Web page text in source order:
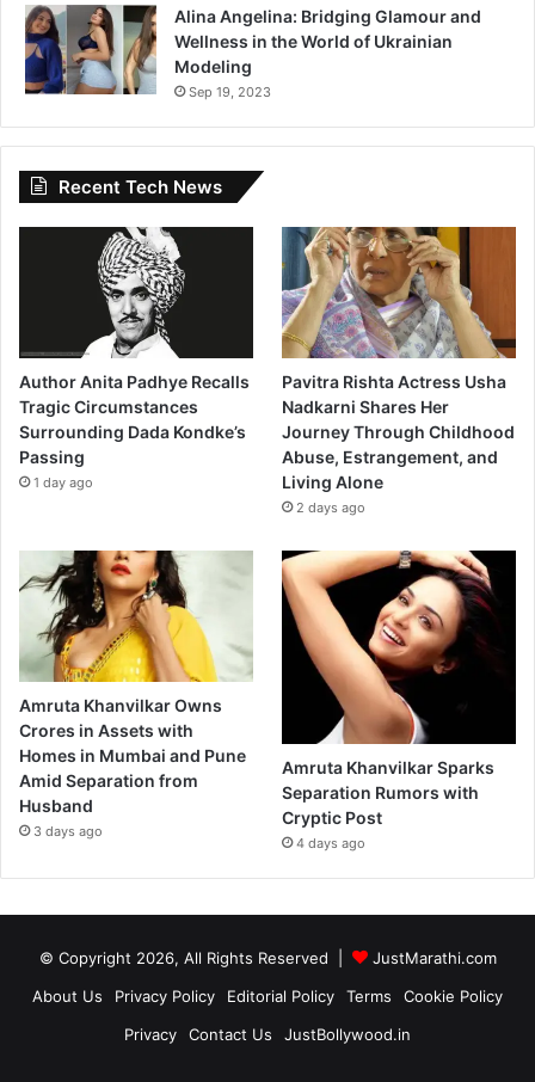
Alina Angelina: Bridging Glamour and
Wellness in the World of Ukrainian
Modeling
Sep 19, 2023
Recent Tech News
Author Anita Padhye Recalls
Tragic Circumstances
Surrounding Dada Kondke’s
Passing
1 day ago
Pavitra Rishta Actress Usha
Nadkarni Shares Her
Journey Through Childhood
Abuse, Estrangement, and
Living Alone
2 days ago
Amruta Khanvilkar Owns
Crores in Assets with
Homes in Mumbai and Pune
Amid Separation from
Husband
3 days ago
Amruta Khanvilkar Sparks
Separation Rumors with
Cryptic Post
4 days ago
© Copyright 2026, All Rights Reserved |
JustMarathi.com
About Us
Privacy Policy Editorial Policy Terms
Cookie Policy
Privacy
Contact Us JustBollywood.in